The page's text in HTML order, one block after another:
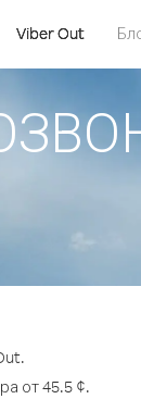
Viber Out
от 45.5 ¢.